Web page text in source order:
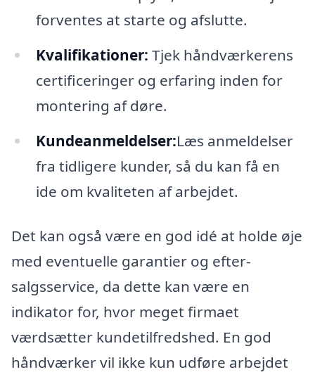
forventes at starte og afslutte.
Kvalifikationer: Tjek håndværkerens
certificeringer og erfaring inden for
montering af døre.
Kundeanmeldelser:Læs anmeldelser
fra tidligere kunder, så du kan få en
ide om kvaliteten af arbejdet.
Det kan også være en god idé at holde øje
med eventuelle garantier og efter-
salgsservice, da dette kan være en
indikator for, hvor meget firmaet
værdsætter kundetilfredshed. En god
håndværker vil ikke kun udføre arbejdet